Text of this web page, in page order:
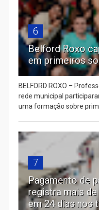
6
Belford Roxo
em primeiros
BELFORD ROXO –
rede municipal
uma formação sobre
7
Pagamento de
registra mais
em 24 dias nos